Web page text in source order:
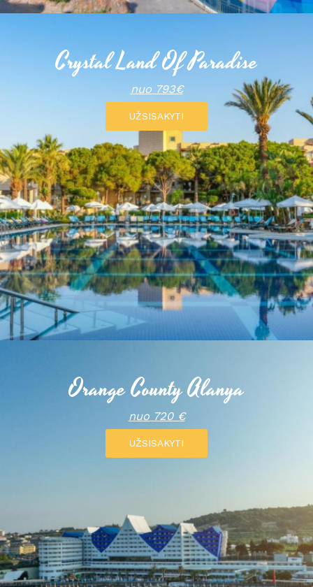
Crystal Land Of Paradise
nuo 793€
UŽSISAKYTI
Orange County Alanya
nuo 720 €
UŽSISAKYTI